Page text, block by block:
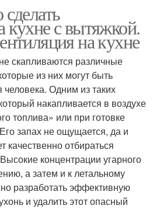
кухне с вытяжкой.
на кухне
скапливаются различные
из них могут быть
Одним из таких
накапливается в воздухе
топлива» или при готовке
запах не ощущается, да и
отбираться
концентрации угарного
а затем и к летальному
разработать эффективную
и удалить этот опасный